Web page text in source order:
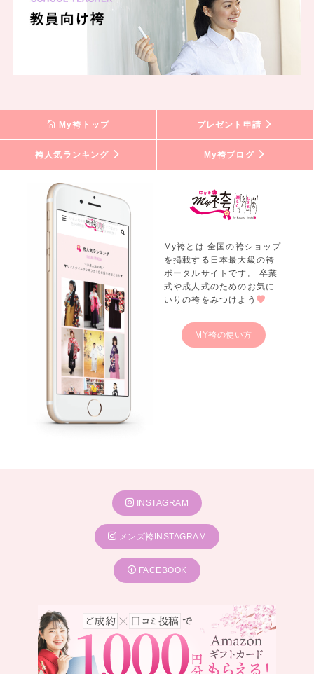
My袴トップ プレゼント申請
袴人気ランキング My袴ブログ
My袴とは 全国の袴ショップ
を掲載する日本最大級の袴
ポータルサイトです。 卒業
式や成人式のためのお気に
いりの袴をみつけよう
MY袴の使い方
INSTAGRAM
メンズ袴INSTAGRAM
FACEBOOK